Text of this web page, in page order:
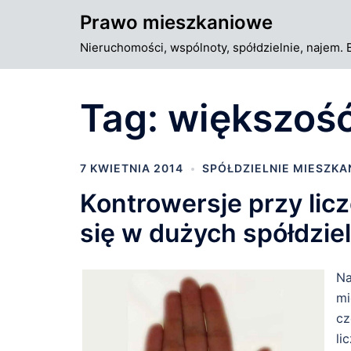
Prawo mieszkaniowe
Nieruchomości, wspólnoty, spółdzielnie,
Tag:
7 KWIETNIA 2014 SPÓŁDZIELNIE
Kontrowersje przy
się w dużych